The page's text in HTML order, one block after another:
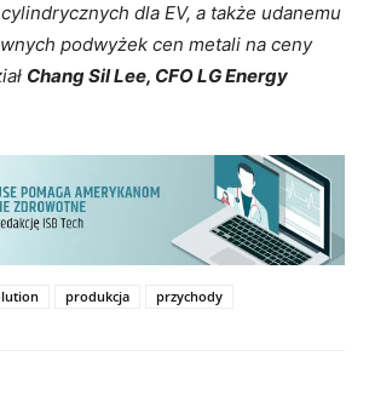
dla EV, a także udanemu
podwyżek cen metali na ceny
Chang Sil Lee, CFO LG Energy
produkcja przychody